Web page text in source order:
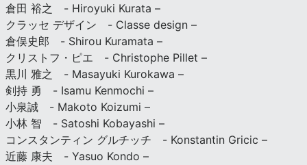
倉田 裕之 - Hiroyuki Kurata –
クラッセ デザイン - Classe design –
倉俣史郎 - Shirou Kuramata –
クリストフ・ピエ - Christophe Pillet –
黒川 雅之 - Masayuki Kurokawa –
剣持 勇 - Isamu Kenmochi –
小泉誠 - Makoto Koizumi –
小林 智 - Satoshi Kobayashi –
コンスタンティン グルチッチ - Konstantin Gricic –
近藤 康夫 - Yasuo Kondo –